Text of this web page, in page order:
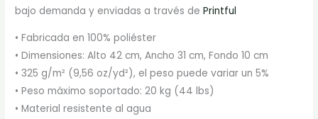
bajo demanda y enviadas a través dePrintful
• Fabricada en 100% poliéster
• Dimensiones: Alto 42 cm, Ancho 31 cm, Fondo 10 cm
• 325 g/m² (9,56 oz/yd²), el peso puede variar un 5%
• Peso máximo soportado: 20 kg (44 lbs)
• Material resistente al agua